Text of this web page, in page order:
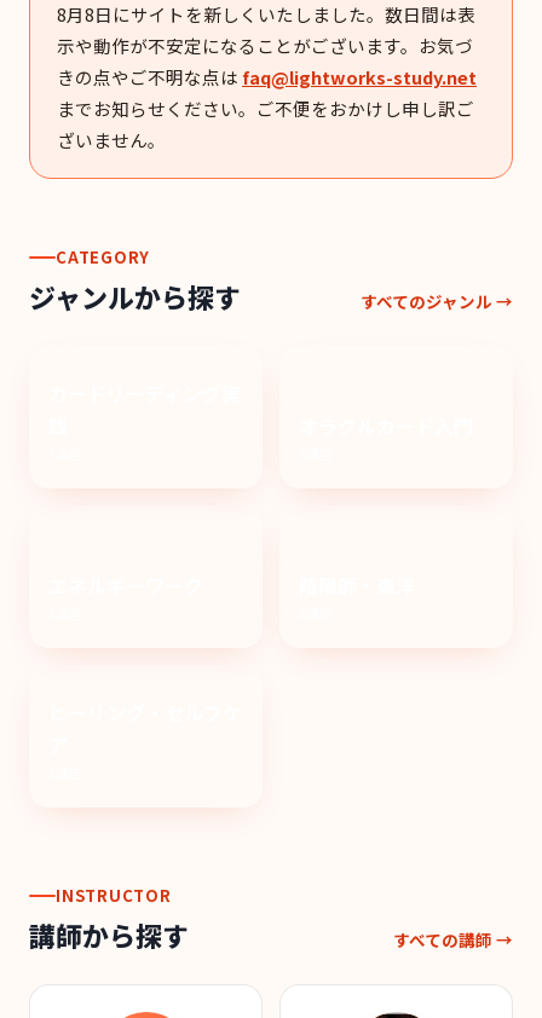
8月8日にサイトを新しくいたしました。数日間は表
示や動作が不安定になることがございます。お気づ
きの点やご不明な点は faq@lightworks-study.net
までお知らせください。ご不便をおかけし申し訳ご
ざいません。
CATEGORY
ジャンルから探す すべてのジャンル →
INSTRUCTOR
講師から探す すべての講師 →